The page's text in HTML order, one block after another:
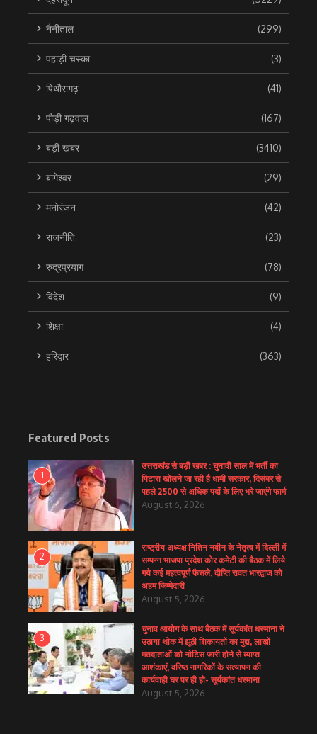
नैनीताल (299)
पहाड़ी चस्का (3)
पिथौरागढ़ (41)
पौड़ी गढ़वाल (167)
बड़ी खबर (3410)
बागेश्वर (29)
मनोरंजन (42)
राजनीति (23)
रुद्रप्रयाग (78)
विदेश (9)
शिक्षा (4)
हरिद्वार (363)
Featured Posts
1
उत्तराखंड से बड़ी खबर : चुनावी साल में भर्ती का
पिटारा खोलने जा रही है धामी सरकार, दिसंबर से
पहले 2500 से अधिक पदों के लिए भरे जाएंगे फार्म
August 6, 2026
2
राष्ट्रीय अध्यक्ष नितिन नवीन के नेतृत्व में दिल्ली में
सम्पन्न भाजपा प्रदेश कोर कमेटी की बैठक में लिये
गये कई महत्वपूर्ण फैसले, दीप्ति रावत भारद्वाज को
अहम जिम्मेदारी
August 5, 2026
3
चुनाव आयोग के साथ बैठक में सूर्यकांत धस्माना ने
उठाया थोक में झूठी शिकायतों का मुद्दा, लाखों
मतदाताओं को नोटिस जारी होने से व्याप्त
आशंकाएं, वरिष्ठ नागरिकों के सत्यापन की
कार्यवाही घर पर ही हो- सूर्यकांत धस्माना
August 5, 2026